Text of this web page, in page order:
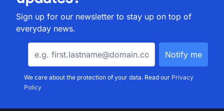
Sign up for our newsletter to stay up on top of
everyday news.
We care about the protection of your data. Read our Privacy
Policy